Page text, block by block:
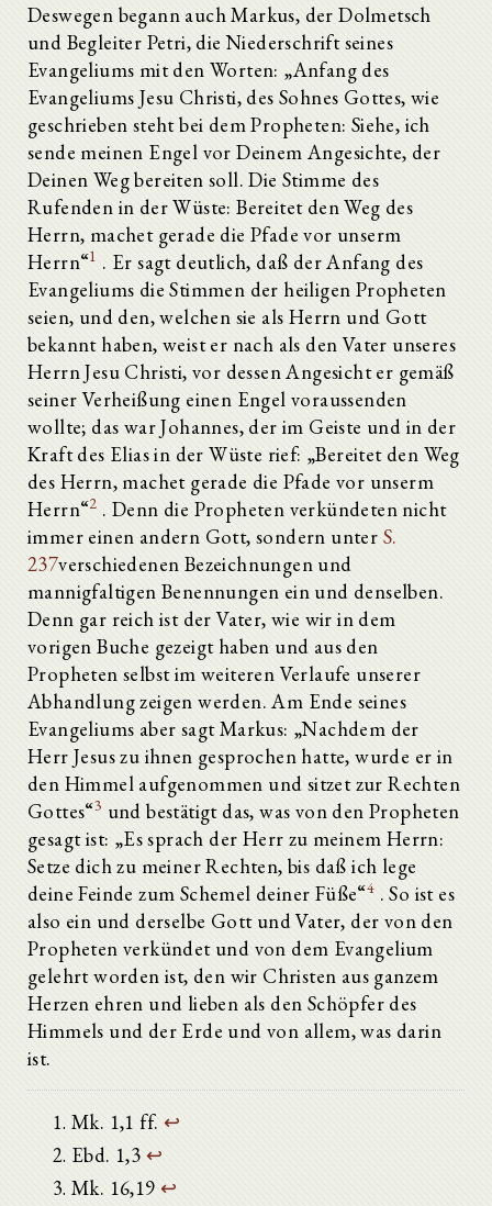
Deswegen begann auch Markus, der Dolmetsch
und Begleiter Petri, die Niederschrift seines
Evangeliums mit den Worten: „Anfang des
Evangeliums Jesu Christi, des Sohnes Gottes, wie
geschrieben steht bei dem Propheten: Siehe, ich
sende meinen Engel vor Deinem Angesichte, der
Deinen Weg bereiten soll. Die Stimme des
Rufenden in der Wüste: Bereitet den Weg des
Herrn, machet gerade die Pfade vor unserm
Herrn“1 . Er sagt deutlich, daß der Anfang des
Evangeliums die Stimmen der heiligen Propheten
seien, und den, welchen sie als Herrn und Gott
bekannt haben, weist er nach als den Vater unseres
Herrn Jesu Christi, vor dessen Angesicht er gemäß
seiner Verheißung einen Engel voraussenden
wollte; das war Johannes, der im Geiste und in der
Kraft des Elias in der Wüste rief: „Bereitet den Weg
des Herrn, machet gerade die Pfade vor unserm
Herrn“2 . Denn die Propheten verkündeten nicht
immer einen andern Gott, sondern unter S.
237verschiedenen Bezeichnungen und
mannigfaltigen Benennungen ein und denselben.
Denn gar reich ist der Vater, wie wir in dem
vorigen Buche gezeigt haben und aus den
Propheten selbst im weiteren Verlaufe unserer
Abhandlung zeigen werden. Am Ende seines
Evangeliums aber sagt Markus: „Nachdem der
Herr Jesus zu ihnen gesprochen hatte, wurde er in
den Himmel aufgenommen und sitzet zur Rechten
Gottes“3 und bestätigt das, was von den Propheten
gesagt ist: „Es sprach der Herr zu meinem Herrn:
Setze dich zu meiner Rechten, bis daß ich lege
deine Feinde zum Schemel deiner Füße“4 . So ist es
also ein und derselbe Gott und Vater, der von den
Propheten verkündet und von dem Evangelium
gelehrt worden ist, den wir Christen aus ganzem
Herzen ehren und lieben als den Schöpfer des
Himmels und der Erde und von allem, was darin
ist.
Mk. 1,1 ff. ↩
Ebd. 1,3 ↩
Mk. 16,19 ↩